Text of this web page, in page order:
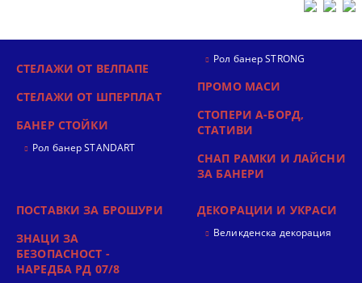
СТЕЛАЖИ ОТ ВЕЛПАПЕ
СТЕЛАЖИ ОТ ШПЕРПЛАТ
БАНЕР СТОЙКИ
Рол банер STANDART
Рол банер STRONG
ПРОМО МАСИ
СТОПЕРИ А-БОРД,
СТАТИВИ
СНАП РАМКИ И ЛАЙСНИ
ЗА БАНЕРИ
ПОСТАВКИ ЗА БРОШУРИ
ЗНАЦИ ЗА
БЕЗОПАСНОСТ -
НАРЕДБА РД 07/8
ДЕКОРАЦИИ И УКРАСИ
Великденска декорация